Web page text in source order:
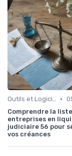
Outils et Logiciels de Gestion de Créances •
Comprendre la
entreprises en
judiciaire 56 pour
vos créances